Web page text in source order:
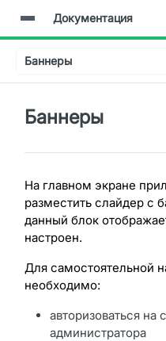
Документация
Баннеры
Баннеры
На главном экране
разместить слайдер с
данный блок
настроен.
Для самостоятельной
необходимо:
авторизоваться на
администратора